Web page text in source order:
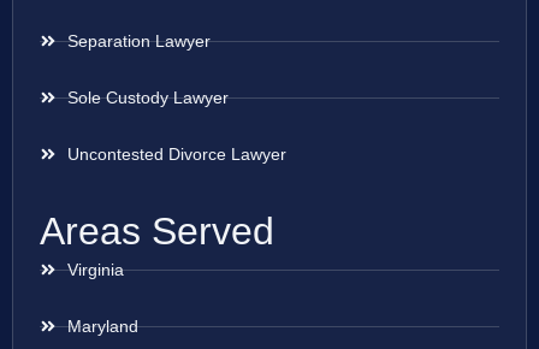
Separation Lawyer
Sole Custody Lawyer
Uncontested Divorce Lawyer
Areas Served
Virginia
Maryland